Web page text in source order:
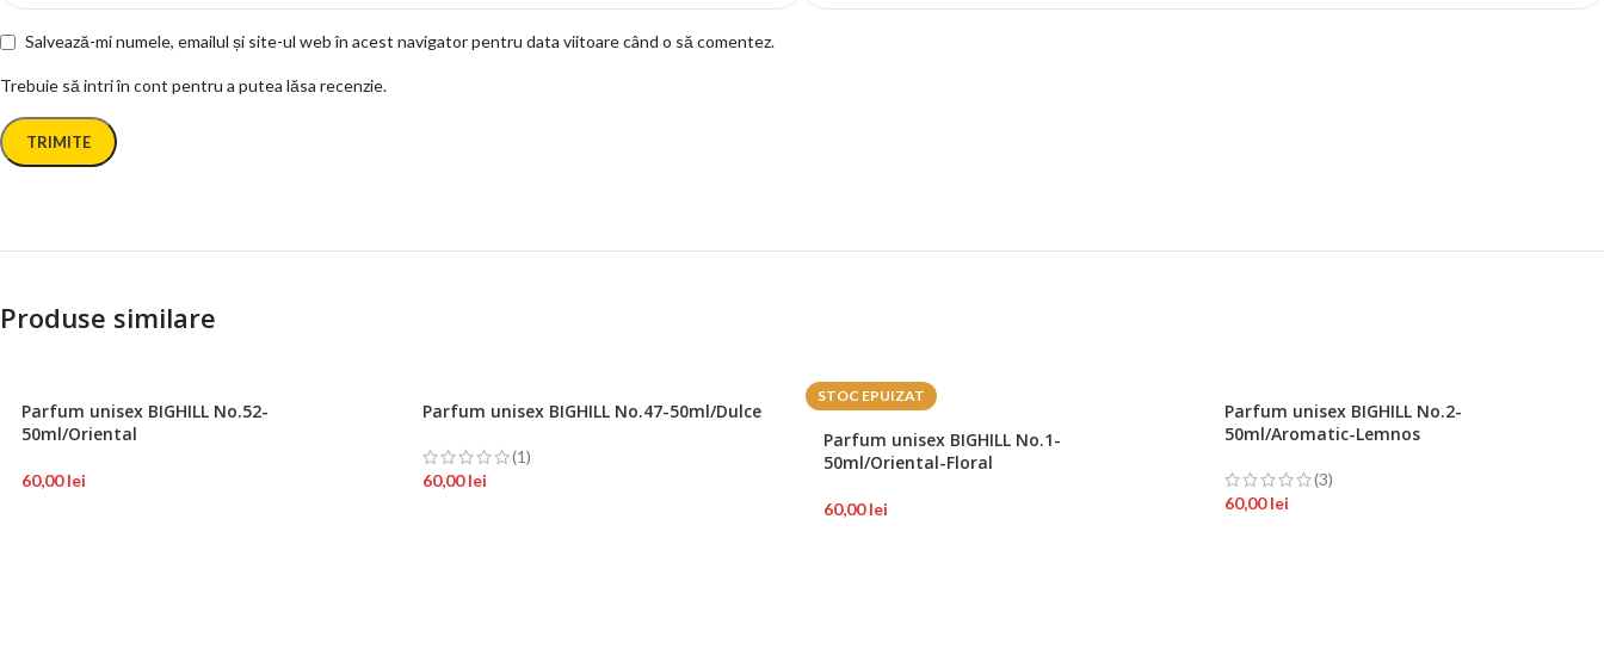
Salvează-mi numele, emailul și site-ul web în acest navigator pentru data viitoare când o să comentez.
Trebuie să intri în cont pentru a putea lăsa recenzie.
Produse similare
Parfum unisex BIGHILL No.52-
50ml/Oriental
60,00lei
Parfum unisex BIGHILL No.47-50ml/Dulce
(1)
60,00lei
STOC EPUIZAT
Parfum unisex BIGHILL No.1-
50ml/Oriental-Floral
60,00lei
Parfum unisex BIGHILL No.2-
50ml/Aromatic-Lemnos
(3)
60,00lei